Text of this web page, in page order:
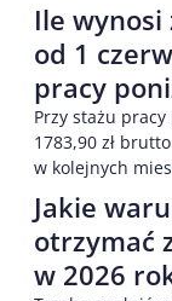
Ile wynosi
od 1
pracy
Przy stażu
1783,90 zł
w kolejnych
Jakie
otrzymać
w 2026